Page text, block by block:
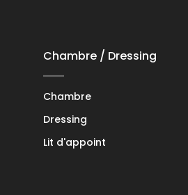
Chambre / Dressing
Chambre
Dressing
Lit d'appoint